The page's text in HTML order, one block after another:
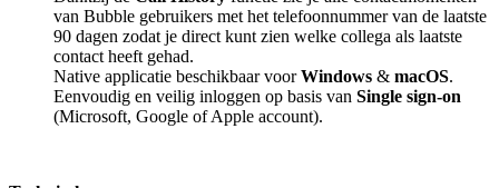
van Bubble gebruikers met het telefoonnummer van de laatste
90 dagen zodat je direct kunt zien welke collega als laatste
contact heeft gehad.
Native applicatie beschikbaar voorWindows & macOS.
Eenvoudig en veilig inloggen op basis van Single sign-on
(Microsoft, Google of Apple account).